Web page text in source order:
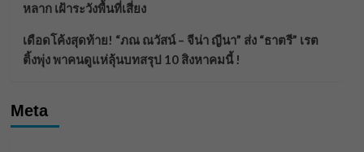
หลาก เฝ้าระวังพื้นที่เสี่ยง
เดือดโค้งสุดท้าย! “ภณ ณวัสน์ – จีน่า ญีนา” ส่ง “ธาตรี” เรต
ติ้งพุ่ง พาคนดูแห่ลุ้นบทสรุป 10 สิงหาคมนี้ !
Meta